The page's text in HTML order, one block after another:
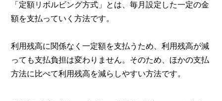
「定額リボルビング方式」とは、毎月設定した一定の金
額を支払っていく方法です。
利用残高に関係なく一定額を支払うため、利用残高が減
っても支払負担は変わりません。そのため、ほかの支払
方法に比べて利用残高を減らしやすい方法です。